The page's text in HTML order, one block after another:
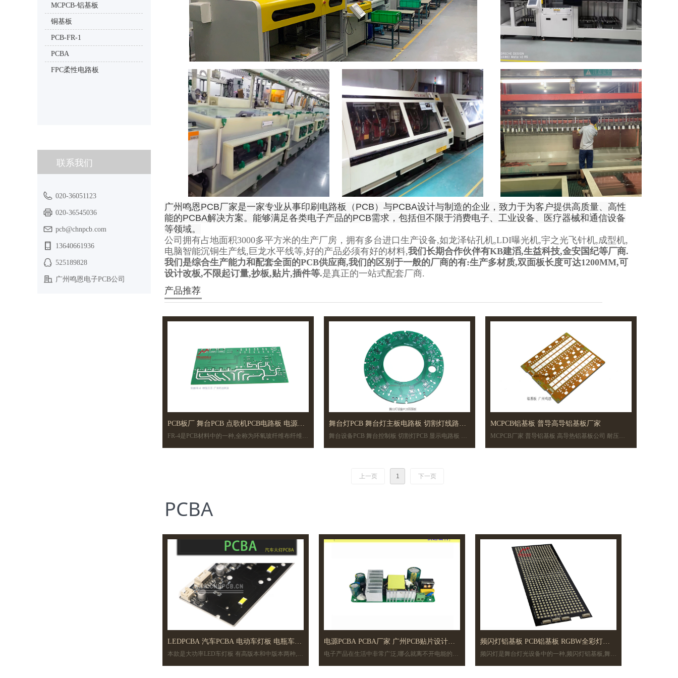
MCPCB-铝基板
铜基板
PCB-FR-1
PCBA
FPC柔性电路板
联系我们
020-36051123
020-36545036
pcb@chnpcb.com
手机：
13640661936
QQ：
525189828
公司名称：
广州鸣恩电子PCB公司
广州鸣恩PCB厂家是一家专业从事印刷电路板（PCB）与PCBA设计与制造的企业，致力于为客户提供高质量、高性
能的PCBA解决方案。能够满足各类电子产品的PCB需求，包括但不限于消费电子、工业设备、医疗器械和通信设备
等领域。
公司拥有占地面积3000多平方米的生产厂房，拥有多台进口生产设备,如龙泽钻孔机,LDI曝光机,宇之光飞针机,成型机,
电脑智能沉铜生产线,巨龙水平线等,好的产品必须有好的材料,我们长期合作伙伴有KB建滔,生益科技,金安国纪等厂商.
我们是综合生产能力和配套全面的PCB供应商,我们的区别于一般的厂商的有:生产多材质,双面板长度可达1200MM,可
设计改板,不限起订量,抄板,贴片,插件等.是真正的一站式配套厂商.
产品推荐
LEDPCBA 汽车PCBA 电动车灯板 电瓶车
LED灯板 大功率LED车灯板
本款是大功率LED车灯板 有高版本和中版本两种,可
电源PCBA PCBA厂家 广州PCB贴片设计公
司
电子产品在生活中非常广泛,哪么就离不开电能的供
频闪灯铝基板 PCB铝基板 RGBW全彩灯板
舞台灯设备套板
频闪灯是舞台灯光设备中的一种,频闪灯铝基板,舞台
PCB板厂 舞台PCB 点歌机PCB电路板 电源
PCB
FR-4是PCB材料中的一种,全称为环氧玻纤维布纤维积
舞台灯PCB 舞台灯主板电路板 切割灯线路板
双面板
舞台设备PCB 舞台控制板 切割灯PCB 显示电路板 舞
MCPCB铝基板 普导高导铝基板厂家
MCPCB厂家 普导铝基板 高导热铝基板公司 耐压
上一页 1 下一页
PCBA